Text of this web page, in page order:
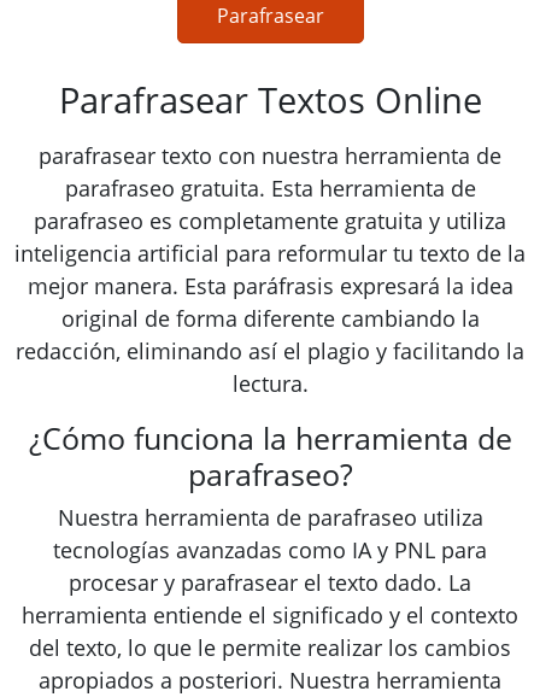
Parafrasear
Parafrasear Textos Online
parafrasear texto con nuestra herramienta de
parafraseo gratuita. Esta herramienta de
parafraseo es completamente gratuita y utiliza
inteligencia artificial para reformular tu texto de la
mejor manera. Esta paráfrasis expresará la idea
original de forma diferente cambiando la
redacción, eliminando así el plagio y facilitando la
lectura.
¿Cómo funciona la herramienta de
parafraseo?
Nuestra herramienta de parafraseo utiliza
tecnologías avanzadas como IA y PNL para
procesar y parafrasear el texto dado. La
herramienta entiende el significado y el contexto
del texto, lo que le permite realizar los cambios
apropiados a posteriori. Nuestra herramienta